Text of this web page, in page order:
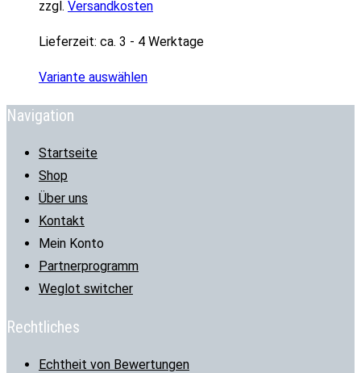
zzgl. Versandkosten
Lieferzeit: ca. 3 - 4 Werktage
Variante auswählen
Navigation
Startseite
Shop
Über uns
Kontakt
Mein Konto
Partnerprogramm
Weglot switcher
Rechtliches
Echtheit von Bewertungen